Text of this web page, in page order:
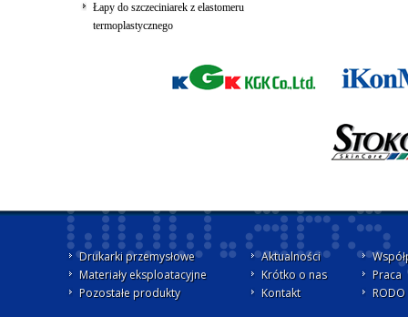
Łapy do szczeciniarek z elastomeru
termoplastycznego
Drukarki przemysłowe
Materiały eksploatacyjne
Pozostałe produkty
Aktualności
Krótko o nas
Kontakt
Praca